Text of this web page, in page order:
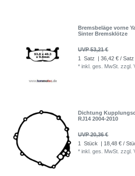
Bremsbeläge vorne
Sinter Bremsklötze
UVP 53,21 €
1 Satz
| 36,42 € / Satz
*inkl. ges. MwSt. zzgl.
Dichtung
RJ14 2004-2010
UVP 20,36 €
1 Stück
| 18,48 € /
*inkl. ges. MwSt. zzgl.